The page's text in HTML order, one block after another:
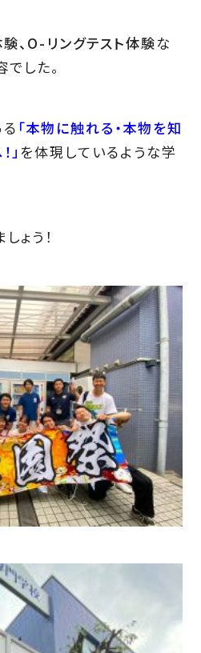
、O-リングテスト体験な
でした。
「本物に触れる・本物を知
」 を体現しているような学
ょう！